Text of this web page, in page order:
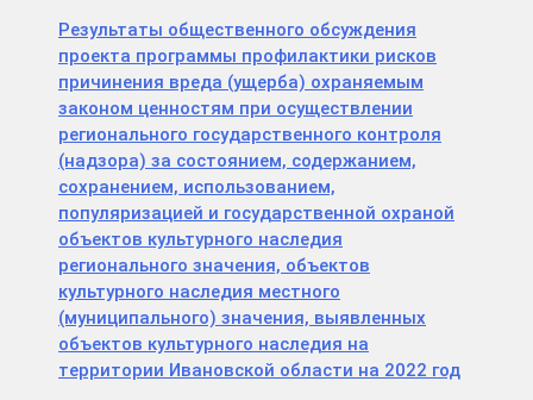
Результаты общественного обсуждения
проекта программы профилактики рисков
причинения вреда (ущерба) охраняемым
законом ценностям при осуществлении
регионального государственного контроля
(надзора) за состоянием, содержанием,
сохранением, использованием,
популяризацией и государственной охраной
объектов культурного наследия
регионального значения, объектов
культурного наследия местного
(муниципального) значения, выявленных
объектов культурного наследия на
территории Ивановской области на 2022 год